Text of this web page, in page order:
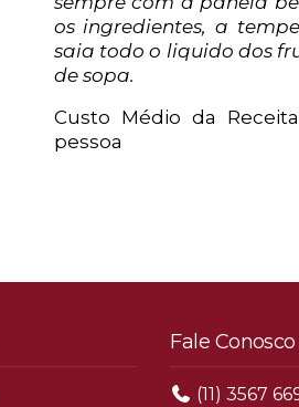
os ingredientes, a
saia todo o liquido dos
de sopa.
Custo Médio da
pessoa
Fale Conosco
(11) 3567